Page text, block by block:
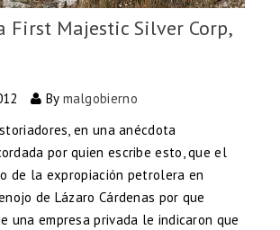
First Majestic Silver Corp,
By malgobierno
en una anécdota
por quien escribe esto, que el
de la expropiación petrolera en
de Lázaro Cárdenas por que
una empresa privada le indicaron que